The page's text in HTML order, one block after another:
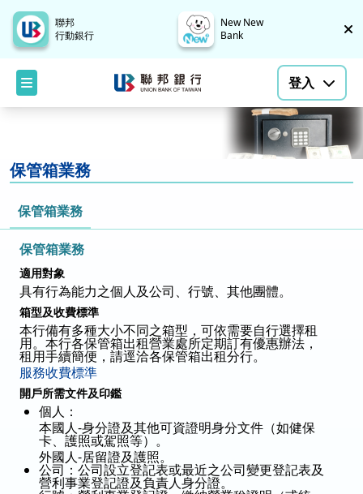
聯邦
行動銀行
New New
Bank
登入
保管箱業務
保管箱業務
保管箱業務
適用對象
具有行為能力之個人及公司、行號、其他團體。
箱型及收費標準
本行備有多種大小不同之箱型，可依需要自行選擇租
用。本行各保管箱出租營業處所定期訂有優惠辦法，
租用手續簡便，請逕洽各保管箱出租分行。
服務收費標準
開戶所需文件及印鑑
個人：
本國人-身分證及其他可資證明身分文件（如健保
卡、護照或駕照等）。
外國人-居留證及護照。
公司：公司設立登記表或最近之公司變更登記表及
營利事業登記證及負責人身分證。